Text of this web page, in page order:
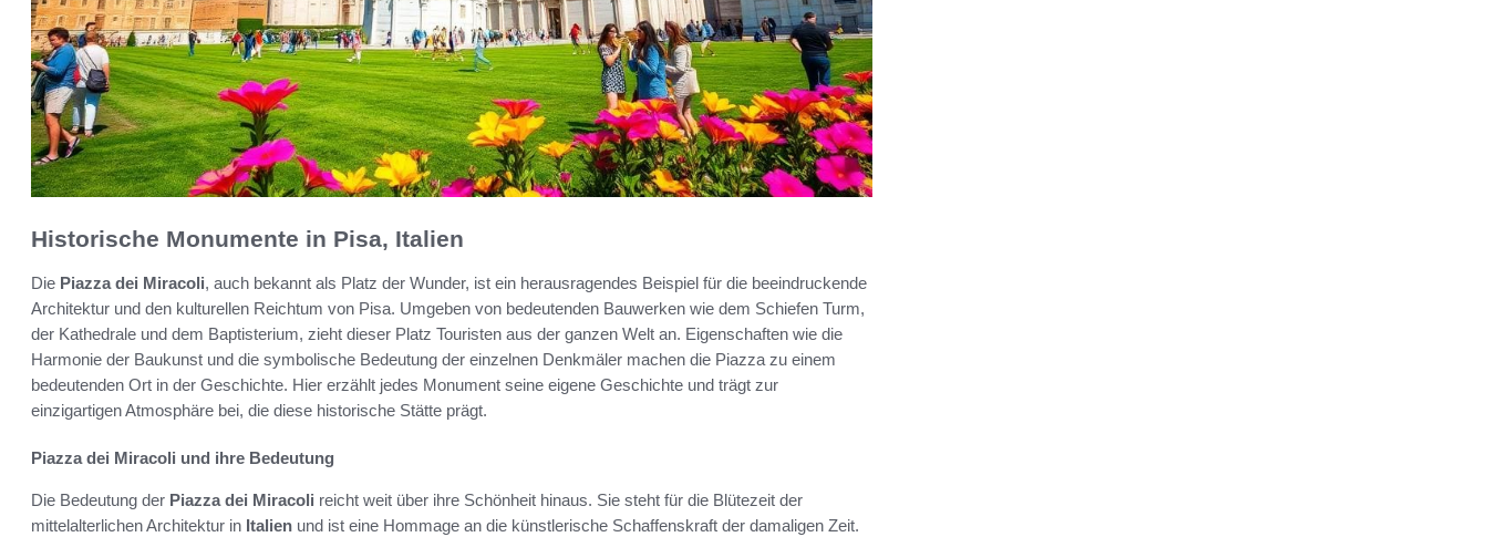
Historische Monumente in Pisa, Italien
Die Piazza dei Miracoli, auch bekannt als Platz der Wunder, ist ein herausragendes Beispiel für die beeindruckende
Architektur und den kulturellen Reichtum von Pisa. Umgeben von bedeutenden Bauwerken wie dem Schiefen Turm,
der Kathedrale und dem Baptisterium, zieht dieser Platz Touristen aus der ganzen Welt an. Eigenschaften wie die
Harmonie der Baukunst und die symbolische Bedeutung der einzelnen Denkmäler machen die Piazza zu einem
bedeutenden Ort in der Geschichte. Hier erzählt jedes Monument seine eigene Geschichte und trägt zur
einzigartigen Atmosphäre bei, die diese historische Stätte prägt.
Piazza dei Miracoli und ihre Bedeutung
Die Bedeutung der Piazza dei Miracoli reicht weit über ihre Schönheit hinaus. Sie steht für die Blütezeit der
mittelalterlichen Architektur in Italien und ist eine Hommage an die künstlerische Schaffenskraft der damaligen Zeit.